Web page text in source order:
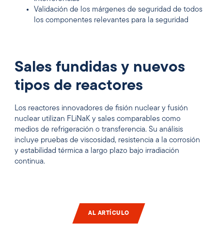
Validación de los márgenes de seguridad de todos
los componentes relevantes para la seguridad
Sales fundidas y nuevos
tipos de reactores
Los reactores innovadores de fisión nuclear y fusión
nuclear utilizan FLiNaK y sales comparables como
medios de refrigeración o transferencia. Su análisis
incluye pruebas de viscosidad, resistencia a la corrosión
y estabilidad térmica a largo plazo bajo irradiación
continua.
AL ARTÍCULO